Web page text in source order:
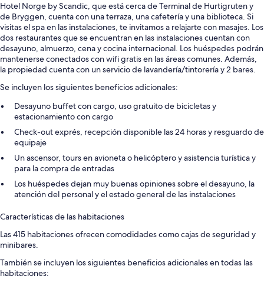
Hotel Norge by Scandic, que está cerca de Terminal de Hurtigruten y
de Bryggen, cuenta con una terraza, una cafetería y una biblioteca. Si
visitas el spa en las instalaciones, te invitamos a relajarte con masajes. Los
dos restaurantes que se encuentran en las instalaciones cuentan con
desayuno, almuerzo, cena y cocina internacional. Los huéspedes podrán
mantenerse conectados con wifi gratis en las áreas comunes. Además,
la propiedad cuenta con un servicio de lavandería/tintorería y 2 bares.
Se incluyen los siguientes beneficios adicionales:
Desayuno buffet con cargo, uso gratuito de bicicletas y
estacionamiento con cargo
Check-out exprés, recepción disponible las 24 horas y resguardo de
equipaje
Un ascensor, tours en avioneta o helicóptero y asistencia turística y
para la compra de entradas
Los huéspedes dejan muy buenas opiniones sobre el desayuno, la
atención del personal y el estado general de las instalaciones
Características de las habitaciones
Las 415 habitaciones ofrecen comodidades como cajas de seguridad y
minibares.
También se incluyen los siguientes beneficios adicionales en todas las
habitaciones: